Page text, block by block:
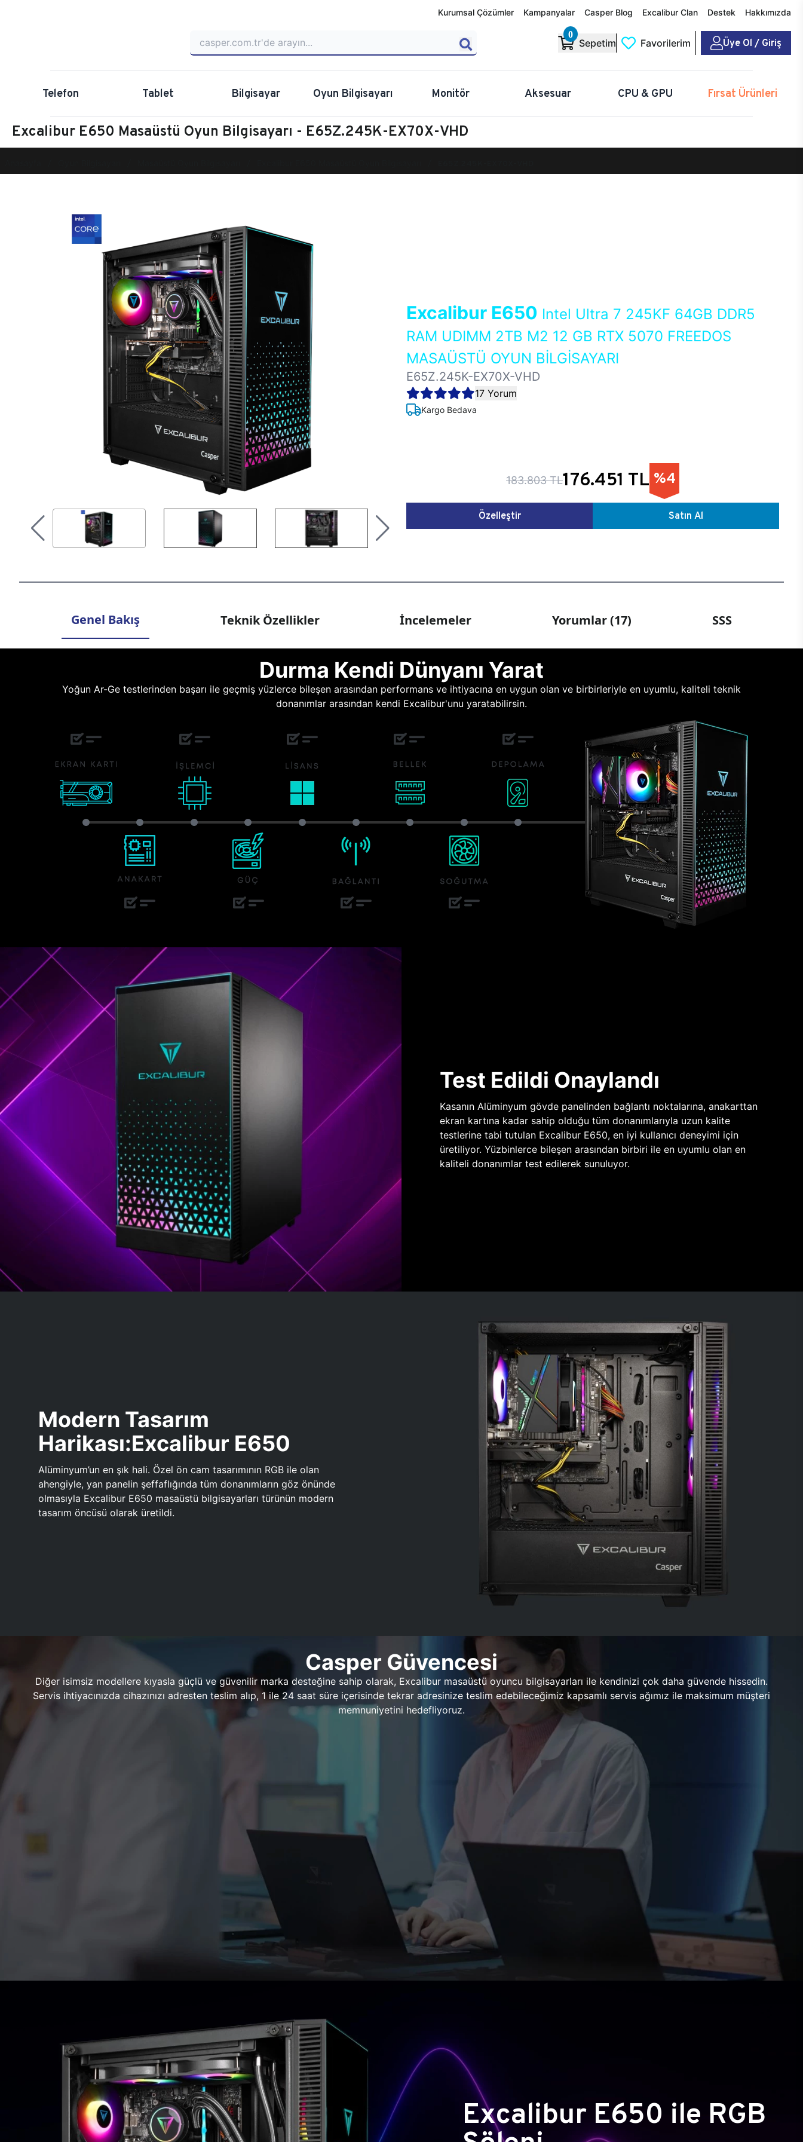
Kurumsal Çözümler Kampanyalar Casper Blog Excalibur Clan Destek Hakkımızda
0
Sepetim Favorilerim Üye Ol / Giriş
Telefon Tablet Bilgisayar Oyun Bilgisayarı Monitör Aksesuar CPU & GPU Fırsat Ürünleri
Excalibur E650 Masaüstü Oyun Bilgisayarı - E65Z.245K-EX70X-VHD
Excalibur E650 Intel Ultra 7 245KF 64GB DDR5
RAM UDIMM 2TB M2 12 GB RTX 5070 FREEDOS
MASAÜSTÜ OYUN BİLGİSAYARI
E65Z.245K-EX70X-VHD
17 Yorum
Kargo Bedava
183.803 TL176.451 TL %4
Özelleştir Satın Al
Genel Bakış Teknik Özellikler İncelemeler Yorumlar (17) SSS
Durma Kendi Dünyanı Yarat
Yoğun Ar-Ge testlerinden başarı ile geçmiş yüzlerce bileşen arasından performans ve ihtiyacına en uygun olan ve birbirleriyle en uyumlu, kaliteli teknik
donanımlar arasından kendi Excalibur'unu yaratabilirsin.
Test Edildi Onaylandı
Kasanın Alüminyum gövde panelinden bağlantı noktalarına, anakarttan
ekran kartına kadar sahip olduğu tüm donanımlarıyla uzun kalite
testlerine tabi tutulan Excalibur E650, en iyi kullanıcı deneyimi için
üretiliyor. Yüzbinlerce bileşen arasından birbiri ile en uyumlu olan en
kaliteli donanımlar test edilerek sunuluyor.
Modern Tasarım
Harikası:Excalibur E650
Alüminyum’un en şık hali. Özel ön cam tasarımının RGB ile olan
ahengiyle, yan panelin şeffaflığında tüm donanımların göz önünde
olmasıyla Excalibur E650 masaüstü bilgisayarları türünün modern
tasarım öncüsü olarak üretildi.
Casper Güvencesi
Diğer isimsiz modellere kıyasla güçlü ve güvenilir marka desteğine sahip olarak, Excalibur masaüstü oyuncu bilgisayarları ile kendinizi çok daha güvende hissedin.
Servis ihtiyacınızda cihazınızı adresten teslim alıp, 1 ile 24 saat süre içerisinde tekrar adresinize teslim edebileceğimiz kapsamlı servis ağımız ile maksimum müşteri
memnuniyetini hedefliyoruz.
Excalibur E650 ile RGB